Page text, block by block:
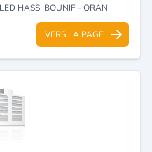
HASSI BOUNIF - ORAN
VERS LA PAGE